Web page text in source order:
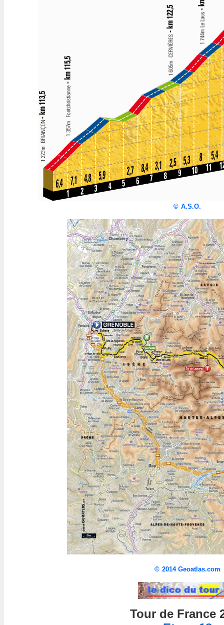
© A.S.O.
© 2014 Geoatlas.com
Tour de France